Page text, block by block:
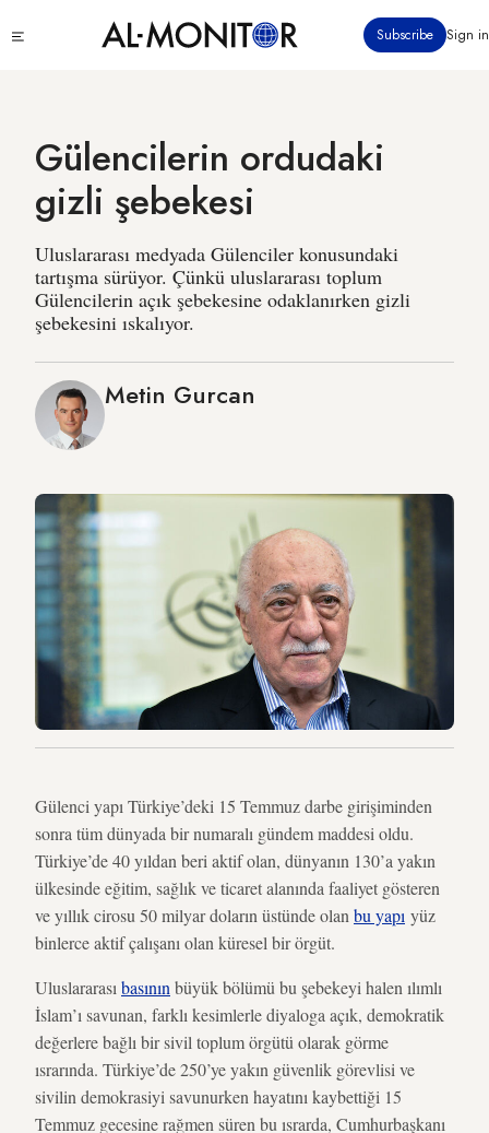
içeriğe
Subscribe Sign in
Gülencilerin ordudaki
gizli şebekesi
Uluslararası medyada Gülenciler konusundaki
tartışma sürüyor. Çünkü uluslararası toplum
Gülencilerin açık şebekesine odaklanırken gizli
şebekesini ıskalıyor.
Metin Gurcan
Gülenci yapı Türkiye’deki 15 Temmuz darbe girişiminden
sonra tüm dünyada bir numaralı gündem maddesi oldu.
Türkiye’de 40 yıldan beri aktif olan, dünyanın 130’a yakın
ülkesinde eğitim, sağlık ve ticaret alanında faaliyet gösteren
ve yıllık cirosu 50 milyar doların üstünde olan bu yapı yüz
binlerce aktif çalışanı olan küresel bir örgüt.
Uluslararası basının büyük bölümü bu şebekeyi halen ılımlı
İslam’ı savunan, farklı kesimlerle diyaloga açık, demokratik
değerlere bağlı bir sivil toplum örgütü olarak görme
ısrarında. Türkiye’de 250’ye yakın güvenlik görevlisi ve
sivilin demokrasiyi savunurken hayatını kaybettiği 15
Temmuz gecesine rağmen süren bu ısrarda, Cumhurbaşkanı